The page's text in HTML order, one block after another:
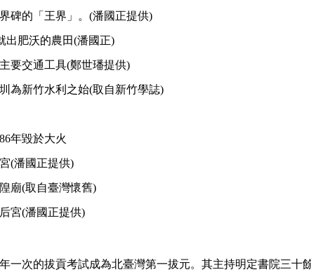
碑的「王界」。(潘國正提供)
出肥沃的農田(潘國正)
要交通工具(鄭世璠提供)
為新竹水利之始(取自新竹學誌)
年毀於大火
(潘國正提供)
廟(取自臺灣懷舊)
宮(潘國正提供)
一次的拔貢考試成為北臺灣第一拔元。其主持明定書院三十